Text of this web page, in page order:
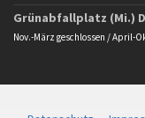
Grünabfallplatz (Mi.)
Nov.-März geschlossen / April-